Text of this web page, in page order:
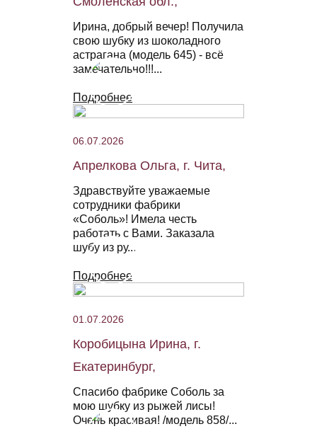
Ирина, добрый вечер! Получила
свою шубку из шоколадного
астрагана (модель 645) - всё
замечательно!!!...
Подробнее
06.07.2026
Апрелкова Ольга, г. Чита,
Здравствуйте уважаемые
сотрудники фабрики
«Соболь»! Имела честь
работать с Вами. Заказала
шубу из ру...
Подробнее
01.07.2026
Коробицына Ирина, г.
Екатеринбург,
Спасибо фабрике Соболь за
мою шубку из рыжей лисы!
Очень красивая! /модель 858/...